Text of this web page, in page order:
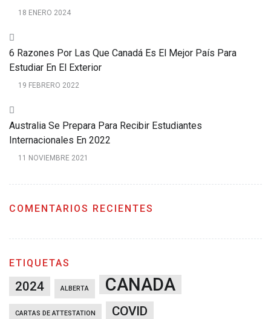
18 ENERO 2024
6 Razones Por Las Que Canadá Es El Mejor País Para
Estudiar En El Exterior
19 FEBRERO 2022
Australia Se Prepara Para Recibir Estudiantes
Internacionales En 2022
11 NOVIEMBRE 2021
COMENTARIOS RECIENTES
ETIQUETAS
2024 ALBERTA CANADA
CARTAS DE ATTESTATION COVID